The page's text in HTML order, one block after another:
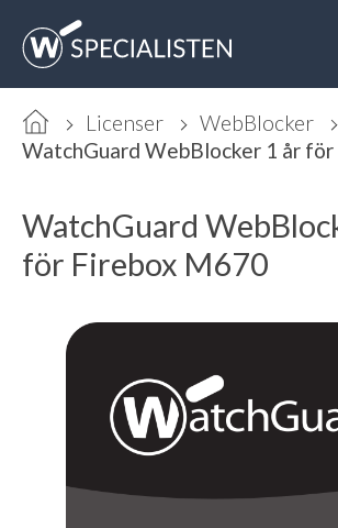
Licenser
WebBlocker
WatchGuard WebBlocker 1 år
WatchGuard
för Firebox M670